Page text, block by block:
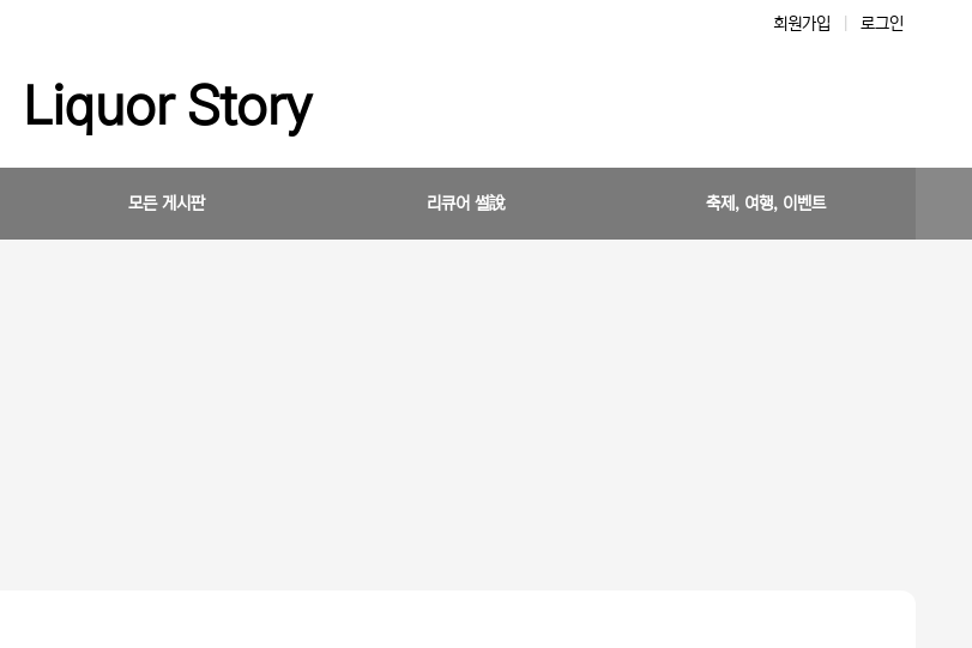
회원가입 로그인
Liquor Story
모든 게시판 리큐어 썰說 축제, 여행, 이벤트